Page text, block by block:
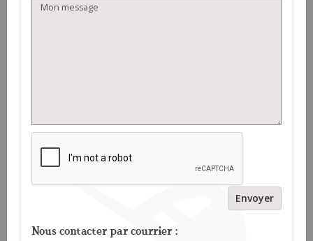
Envoyer
Nous contacter par courrier :